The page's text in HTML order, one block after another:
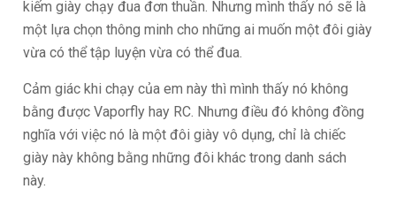
kiếm giày chạy đua đơn thuần. Nhưng mình thấy nó sẽ là
một lựa chọn thông minh cho những ai muốn một đôi giày
vừa có thể tập luyện vừa có thể đua.
Cảm giác khi chạy của em này thì mình thấy nó không
bằng được Vaporfly hay RC. Nhưng điều đó không đồng
nghĩa với việc nó là một đôi giày vô dụng, chỉ là chiếc
giày này không bằng những đôi khác trong danh sách
này.